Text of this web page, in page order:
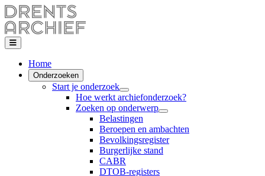
Home
Onderzoeken
Start je onderzoek
Hoe werkt archiefonderzoek?
Zoeken op onderwerp
Belastingen
Beroepen en ambachten
Bevolkingsregister
Burgerlijke stand
CABR
DTOB-registers